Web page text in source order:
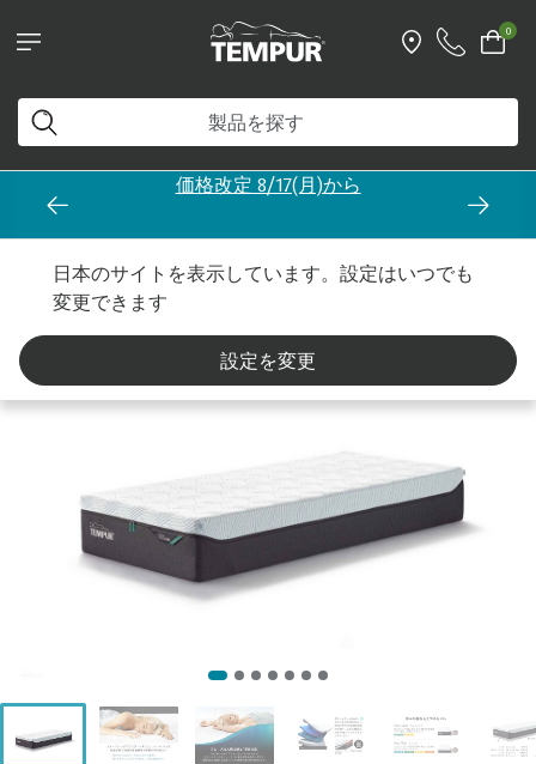
0
【新発売】余分な熱を逃す快
スマートクール マットレ
日本のサイトを表示しています。設定はいつでも
変更できます
設定を変更
マットレス コレクション [NEW] プロ スマートクール